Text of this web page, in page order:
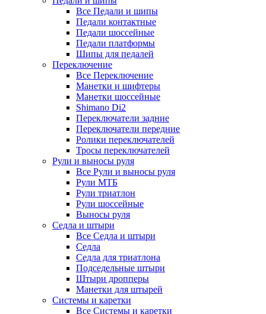
Все Педали и шипы
Педали контактные
Педали шоссейные
Педали платформы
Шипы для педалей
Переключение
Все Переключение
Манетки и шифтеры
Манетки шоссейные
Shimano Di2
Переключатели задние
Переключатели передние
Ролики переключателей
Тросы переключателей
Рули и выносы руля
Все Рули и выносы руля
Рули МТБ
Рули триатлон
Рули шоссейные
Выносы руля
Седла и штыри
Все Седла и штыри
Седла
Седла для триатлона
Подседельные штыри
Штыри дропперы
Манетки для штырей
Системы и каретки
Все Системы и каретки